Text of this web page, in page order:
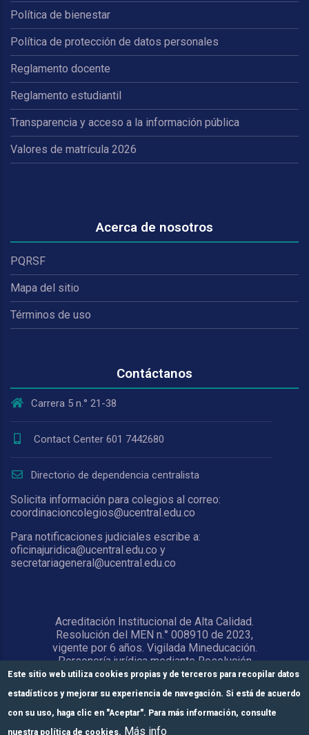
Política de bienestar
Política de protección de datos personales
Reglamento docente
Reglamento estudiantil
Transparencia y acceso a la información pública
Valores de matrícula 2026
Acerca de nosotros
PQRSF
Mapa del sitio
Términos de uso
Contáctanos
Carrera 5 n.° 21-38
Contact Center 601 7442680
Directorio de dependencia centralista
Solicita información para colegios al correo:
coordinacioncolegios@ucentral.edu.co
Para notificaciones judiciales escribe a:
oficinajuridica@ucentral.edu.co y
secretariageneral@ucentral.edu.co
Acreditación Institucional de Alta Calidad.
Resolución del MEN n.° 008910 de 2023,
vigente por 6 años. Vigilada Mineducación.
Personería jurídica mediante Resolución
1876 del 5 de junio de 1967. Reconocida
como Universidad por el Ministerio de
Educación Nacional mediante Resolución
15818 del 31 de octubre de 1978.
Este sitio web utiliza cookies propias y de terceros para recopilar datos
estadísticos y mejorar su experiencia de navegación. Si está de acuerdo
con su uso, haga clic en "Aceptar". Para más información, consulte
nuestra política de cookies. Más info